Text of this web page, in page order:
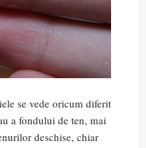
se vede oricum diferit
a fondului de ten, mai
deschise, chiar